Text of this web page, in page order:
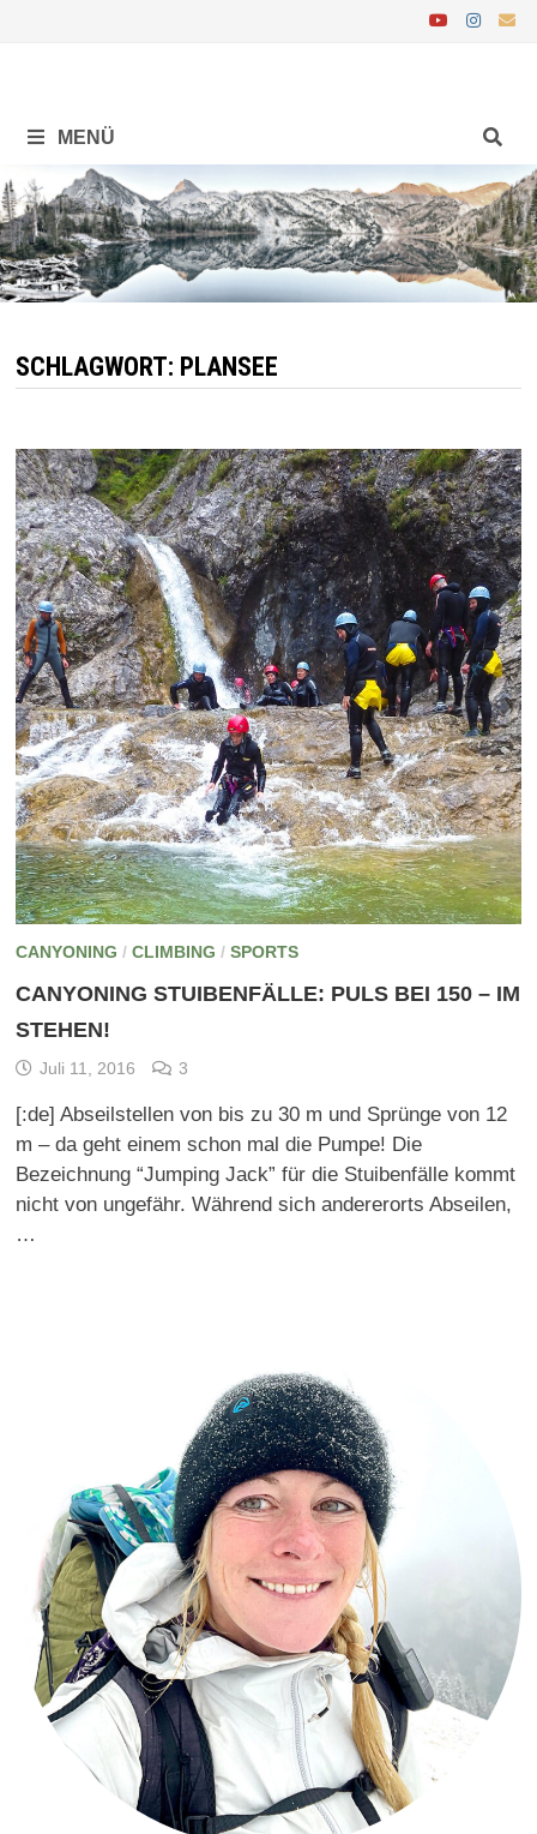
MENÜ
SCHLAGWORT: PLANSEE
CANYONING / CLIMBING / SPORTS
CANYONING STUIBENFÄLLE: PULS BEI 150 – IM
STEHEN!
Juli 11, 2016 3
[:de] Abseilstellen von bis zu 30 m und Sprünge von 12
m – da geht einem schon mal die Pumpe! Die
Bezeichnung “Jumping Jack” für die Stuibenfälle kommt
nicht von ungefähr. Während sich andererorts Abseilen,
…